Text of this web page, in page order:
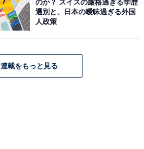
のか？ スイスの厳格過ぎる学歴
選別と、日本の曖昧過ぎる外国
人政策
連載をもっと見る